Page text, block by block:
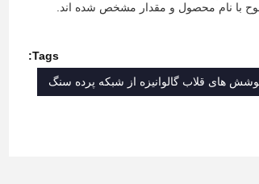
با نام محصول و مقدار مشخص شده اند.
Tags: